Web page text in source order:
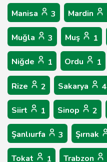
Manisa 3 Mardin
Muğla 3 Muş 1
Niğde 1 Ordu 1
Rize 2 Sakarya 4
Siirt 1 Sinop 2
Şanlıurfa 3 Şırnak
Tokat 1 Trabzon